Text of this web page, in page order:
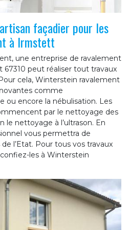
façadier pour les
à Irmstett
une entreprise de ravalement
peut réaliser tout travaux
cela, Winterstein ravalement
comme
ou encore la nébulisation. Les
par le nettoyage des
le nettoyage à l’ultrason. En
vous permettra de
l’Etat. Pour tous vos travaux
les à Winterstein